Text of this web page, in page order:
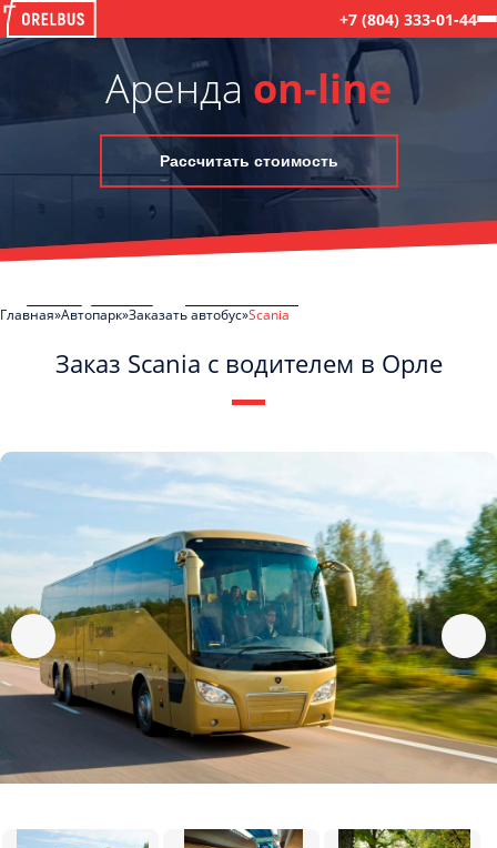
+7 (804) 333-01-44
Аренда on-line
Рассчитать стоимость
Главная Автопарк Заказать автобус Scania
Заказ Scania с водителем в Орле
обработку моих Персональных данных